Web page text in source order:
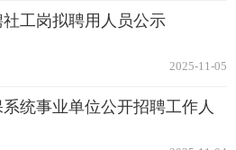
工岗拟聘用人员公示
2025-11-05
统事业单位公开招聘工作人